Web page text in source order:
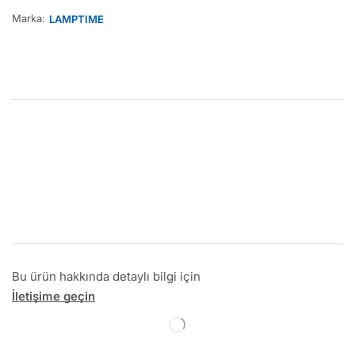
Marka: LAMPTIME
Bu ürün hakkında detaylı bilgi için
İletişime geçin